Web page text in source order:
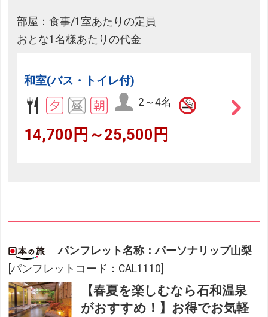
部屋：食事/1室あたりの定員
おとな1名様あたりの代金
和室(バス・トイレ付)
2～4名
14,700円～25,500円
パンフレット名称：パーソナリップ山梨
[パンフレットコード：CAL1110]
【春夏を楽しむなら石和温泉
がおすすめ！】お得でお気軽